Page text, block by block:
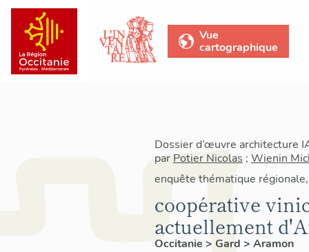
Vue
cartographique
Dossier d’œuvre architecture
par Potier Nicolas ; Wienin
enquête thématique
coopérative
actuellement
Occitanie > Gard > Aramon